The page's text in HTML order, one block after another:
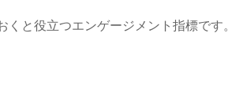
と役立つエンゲージメント指標です。